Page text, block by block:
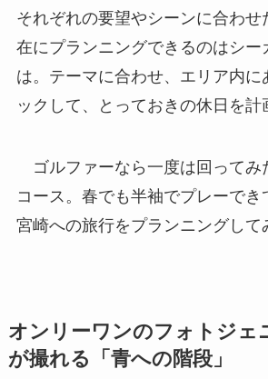
それぞれの要望やシーンに合わせ
在にプランニングできるのはシー
は。テーマに合わせ、エリア内に
ックして、とっておきの休日を計
ゴルファーなら一度は回ってみ
コース。春でも半袖でプレーでき
宮崎への旅行をプランニングして
オンリーワンのフォトジェ
が撮れる「青への階段」